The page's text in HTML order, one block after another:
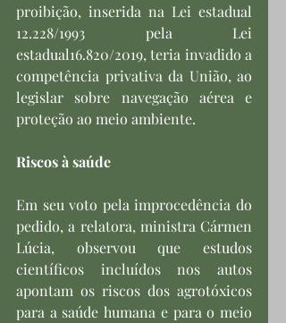
proibição, inserida na Lei estadual
12.228/1993 pela Lei
estadual16.820/2019, teria invadido a
competência privativa da União, ao
legislar sobre navegação aérea e
proteção ao meio ambiente.
Riscos à saúde
Em seu voto pela improcedência do
pedido, a relatora, ministra Cármen
Lúcia, observou que estudos
científicos incluídos nos autos
apontam os riscos dos agrotóxicos
para a saúde humana e para o meio